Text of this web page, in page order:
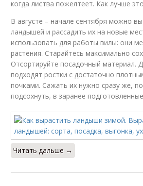
когда листва пожелтеет. Как лучше
В августе – начале сентября можно
ландышей и рассадить их на новые
использовать для работы вилы: они
растения. Старайтесь максимально
Отсортируйте посадочный материал.
подходят ростки с достаточно
почками. Сажать их нужно сразу же,
подсохнуть, в заранее
Читать дальше →